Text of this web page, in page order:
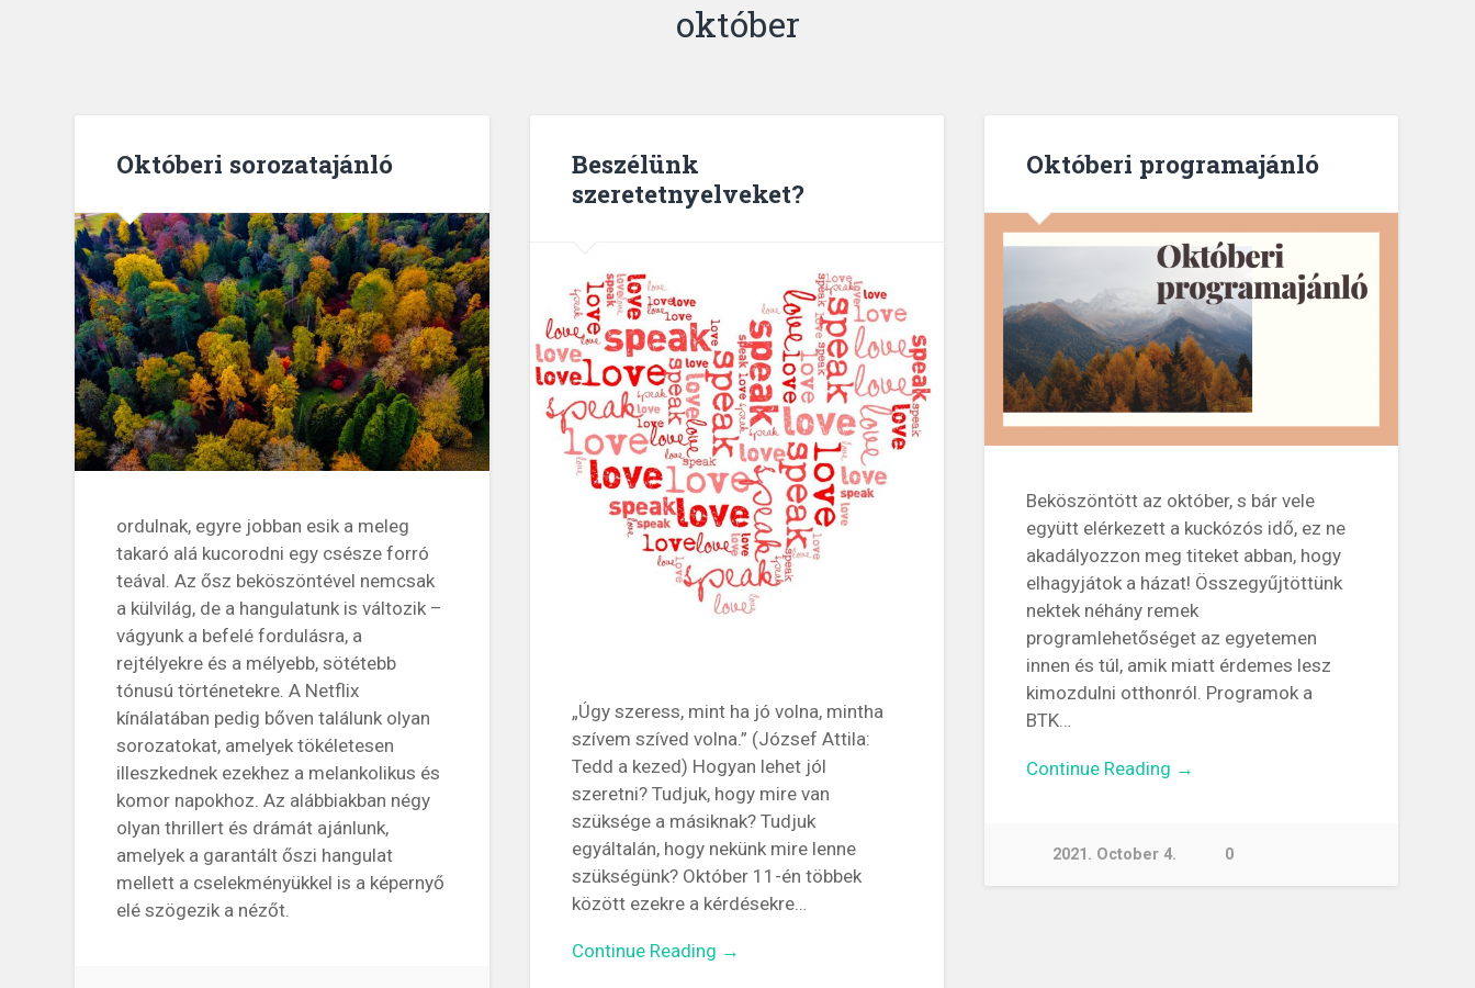
október
Októberi sorozatajánló
ordulnak, egyre jobban esik a meleg
takaró alá kucorodni egy csésze forró
teával. Az ősz beköszöntével nemcsak
a külvilág, de a hangulatunk is változik –
vágyunk a befelé fordulásra, a
rejtélyekre és a mélyebb, sötétebb
tónusú történetekre. A Netflix
kínálatában pedig bőven találunk olyan
sorozatokat, amelyek tökéletesen
illeszkednek ezekhez a melankolikus és
komor napokhoz. Az alábbiakban négy
olyan thrillert és drámát ajánlunk,
amelyek a garantált őszi hangulat
mellett a cselekményükkel is a képernyő
elé szögezik a nézőt.
Beszélünk
szeretetnyelveket?
„Úgy szeress, mint ha jó volna, mintha
szívem szíved volna.” (József Attila:
Tedd a kezed) Hogyan lehet jól
szeretni? Tudjuk, hogy mire van
szüksége a másiknak? Tudjuk
egyáltalán, hogy nekünk mire lenne
szükségünk? Október 11-én többek
között ezekre a kérdésekre…
Continue Reading →
Októberi programajánló
Beköszöntött az október, s bár vele
együtt elérkezett a kuckózós idő, ez ne
akadályozzon meg titeket abban, hogy
elhagyjátok a házat! Összegyűjtöttünk
nektek néhány remek
programlehetőséget az egyetemen
innen és túl, amik miatt érdemes lesz
kimozdulni otthonról. Programok a
BTK…
Continue Reading →
2021. October 4. 0